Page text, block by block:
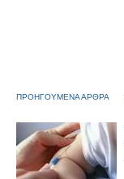
ΠΡΟΗΓΟΥΜΕΝΑ ΑΡΘΡΑ